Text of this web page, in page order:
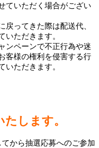
ていただく場合がござい
戻ってきた際は配送代、
いただきます。
ンペーンで不正行為や迷
客様の権利を侵害する行
いただきます。
します。
から抽選応募へのご参加